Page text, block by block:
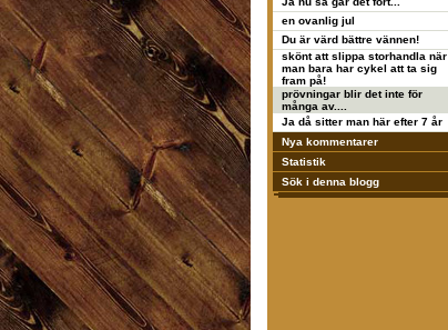
en ovanlig jul
Du är värd bättre vännen!
skönt att slippa storhandla när
man bara har cykel att ta sig
fram på!
prövningar blir det inte för
många av....
Ja då sitter man här efter 7 år
Nya kommentarer
Statistik
Sök i denna blogg